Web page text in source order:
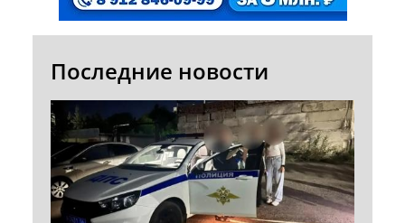
Последние новости